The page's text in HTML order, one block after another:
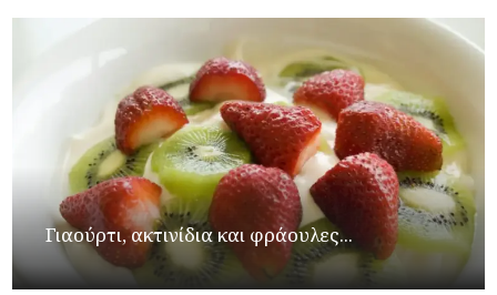
Γιαούρτι, ακτινίδια και φράουλες...